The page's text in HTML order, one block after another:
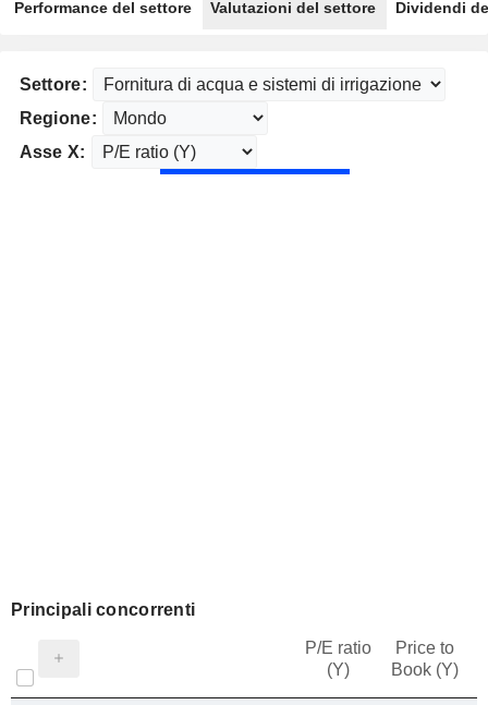
Performance del settore Valutazioni del settore Dividendi
Settore:
Regione:
Asse X:
Principali concorrenti
P/E ratio
(Y)
Price to
Book (Y)